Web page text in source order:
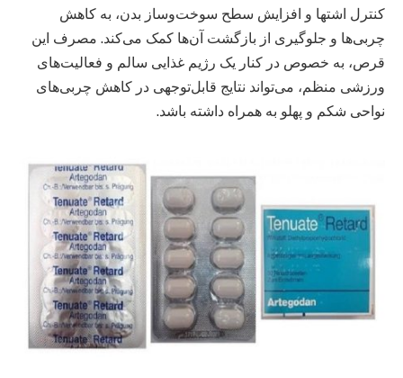
کنترل اشتها و افزایش سطح سوخت‌وساز بدن، به کاهش
چربی‌ها و جلوگیری از بازگشت آن‌ها کمک می‌کند. مصرف این
قرص، به خصوص در کنار یک رژیم غذایی سالم و فعالیت‌های
ورزشی منظم، می‌تواند نتایج قابل‌توجهی در کاهش چربی‌های
نواحی شکم و پهلو به همراه داشته باشد.